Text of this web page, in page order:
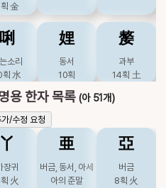
螺
소라
水
裸
벌거벗을
13획 木
覶
차례, 곡진할, 자
세히볼, 좋게볼
19획 火
那
어찌
7획土
鑼
징
27획金
노새
21획火
𡖔 𣃽
金
唎
소리
획 水
娌
동서
10획
嫠
과부
14획 土
摛
베풀
획
攡
펼, 베풀
21획
오얏나무
7획木
涖 漓 犁
용 한자 목록(아 51개)
한자 추가/수정 요청
丫
장귀
火
亜
버금, 동서, 아세
아의 준말
亞
버금
8획 火